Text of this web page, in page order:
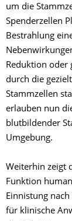
um die
Spenderzellen
Bestrahlung
Reduktion oder
durch die
Stammzellen
erlauben nun
blutbildender
Umgebung.
Weiterhin zeigt
Funktion
Einnistung
für klinische